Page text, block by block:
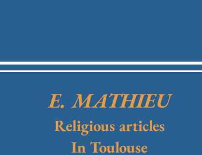
E. MATHIEU
Religious articles
In Toulouse